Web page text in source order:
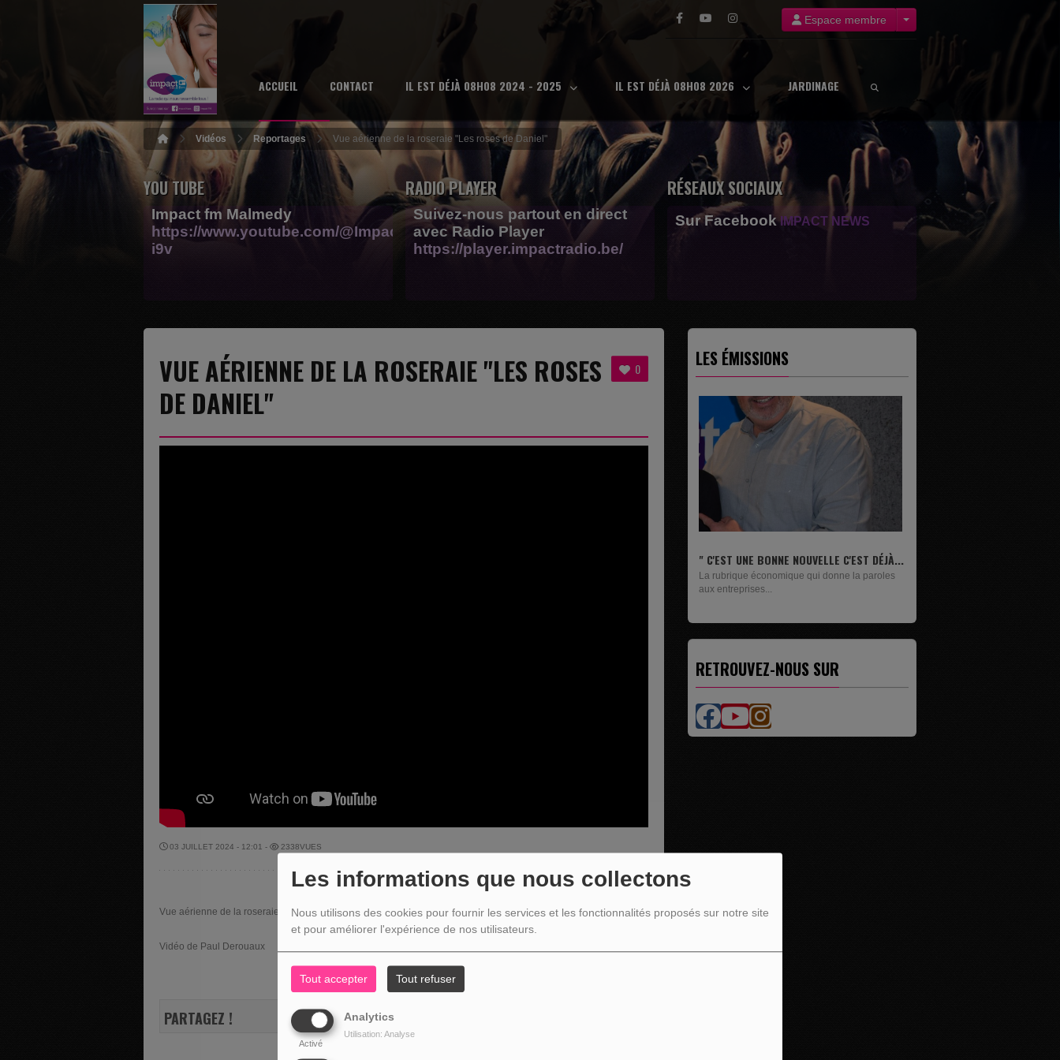
Les informations que nous collectons
Nous utilisons des cookies pour fournir les services et les fonctionnalités proposés sur notre site
et pour améliorer l'expérience de nos utilisateurs.
Tout accepter Tout refuser
Analytics
Activé
Utilisation: Analyse
Espace membre
ACCUEIL CONTACT IL EST DÉJÀ 08H08 2024 - 2025 IL EST DÉJÀ 08H08 2026 JARDINAGE
Vidéos Reportages Vue aérienne de la roseraie "Les roses de Daniel"
YOU TUBE
Impact fm Malmedy
https://www.youtube.com/@Impactfm-
i9v
RADIO PLAYER
Suivez-nous partout en direct
avec Radio Player
https://player.impactradio.be/
RÉSEAUX SOCIAUX
Sur Facebook IMPACT NEWS
0
VUE AÉRIENNE DE LA ROSERAIE "LES ROSES
DE DANIEL"
03 JUILLET 2024 - 12:01 - 2338VUES
Vue aérienne de la roseraie "Les roses de Daniel"
Vidéo de Paul Derouaux
PARTAGEZ !
LES ÉMISSIONS
" C'EST UNE BONNE NOUVELLE C'EST DÉJÀ... LIVRES
Un lundi sur deux, Maxime Janssens vous
présente les livres de...
RETROUVEZ-NOUS SUR